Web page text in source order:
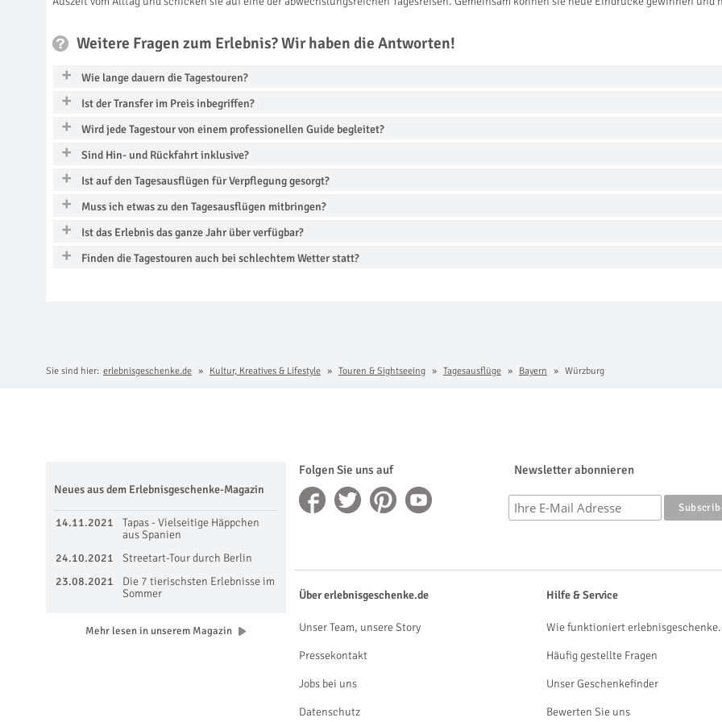
Weitere Fragen zum Erlebnis? Wir haben die Antworten!
Wie lange dauern die Tagestouren?
Ist der Transfer im Preis inbegriffen?
Wird jede Tagestour von einem professionellen Guide begleitet?
Sind Hin- und Rückfahrt inklusive?
Ist auf den Tagesausflügen für Verpflegung gesorgt?
Muss ich etwas zu den Tagesausflügen mitbringen?
Ist das Erlebnis das ganze Jahr über verfügbar?
Finden die Tagestouren auch bei schlechtem Wetter statt?
Sie sind hier: erlebnisgeschenke.de Kultur, Kreatives & Lifestyle Touren & Sightseeing Tagesausflüge Bayern Würzburg
Folgen Sie uns auf Newsletter abonnieren
Neues aus dem Erlebnisgeschenke-Magazin
14.11.2021
Tapas - Vielseitige Häppchen
aus Spanien
24.10.2021
Streetart-Tour durch Berlin
23.08.2021
Die 7 tierischsten Erlebnisse im
Sommer
Mehr lesen in unserem Magazin
Über erlebnisgeschenke.de
Unser Team, unsere Story
Pressekontakt
Jobs bei uns
Datenschutz
Hilfe & Service
Wie funktioniert
Häufig gestellte Fragen
Unser Geschenkefinder
Bewerten Sie uns